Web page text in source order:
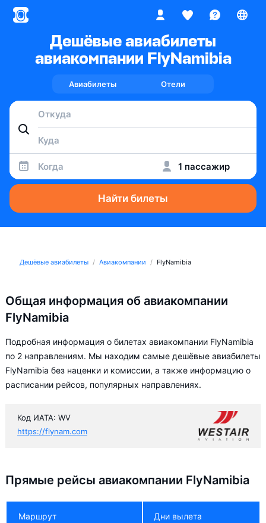
Дешёвые авиабилеты
авиакомпании FlyNamibia
Авиабилеты Отели
Когда 1 пассажир
Найти билеты
Дешёвые авиабилеты Авиакомпании FlyNamibia
Общая информация об авиакомпании
FlyNamibia
Подробная информация о билетах авиакомпании FlyNamibia
по 2 направлениям. Мы находим самые дешёвые авиабилеты
FlyNamibia без наценки и комиссии, а также информацию о
расписании рейсов, популярных направлениях.
Код ИАТА: WV
https://flynam.com
Прямые рейсы авиакомпании FlyNamibia
Маршрут Дни вылета